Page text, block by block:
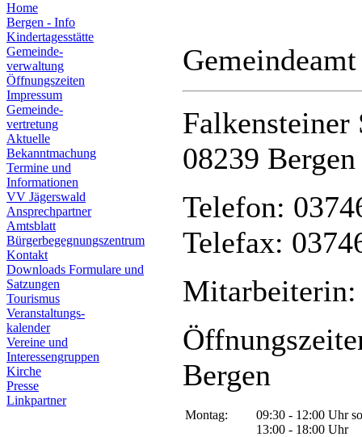
Home
Bergen - Info
Kindertagesstätte
Gemeinde-
verwaltung
Öffnungszeiten
Impressum
Gemeinde-
vertretung
Aktuelle
Bekanntmachung
Termine und
Informationen
VV Jägerswald
Ansprechpartner
Amtsblatt
Bürgerbegegnungszentrum
Kontakt
Downloads Formulare und
Satzungen
Tourismus
Veranstaltungs-
kalender
Vereine und
Interessen­gruppen
Kirche
Presse
Linkpartner
Falkensteiner
08239 Bergen
Telefon:
Telefax:
Mitarbeiterin:
Bergen
Montag:
09:30 - 12:00 Uhr
13:00 - 18:00 Uhr